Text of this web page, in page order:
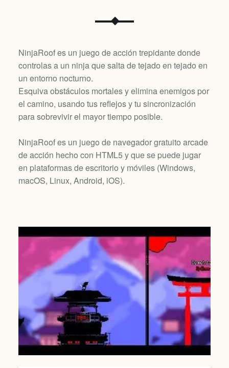
NinjaRoof es un juego de acción trepidante donde
controlas a un ninja que salta de tejado en tejado en
un entorno nocturno.
Esquiva obstáculos mortales y elimina enemigos por
el camino, usando tus reflejos y tu sincronización
para sobrevivir el mayor tiempo posible.
NinjaRoof es un juego de navegador gratuito arcade
de acción hecho con HTML5 y que se puede jugar
en plataformas de escritorio y móviles (Windows,
macOS, Linux, Android, iOS).